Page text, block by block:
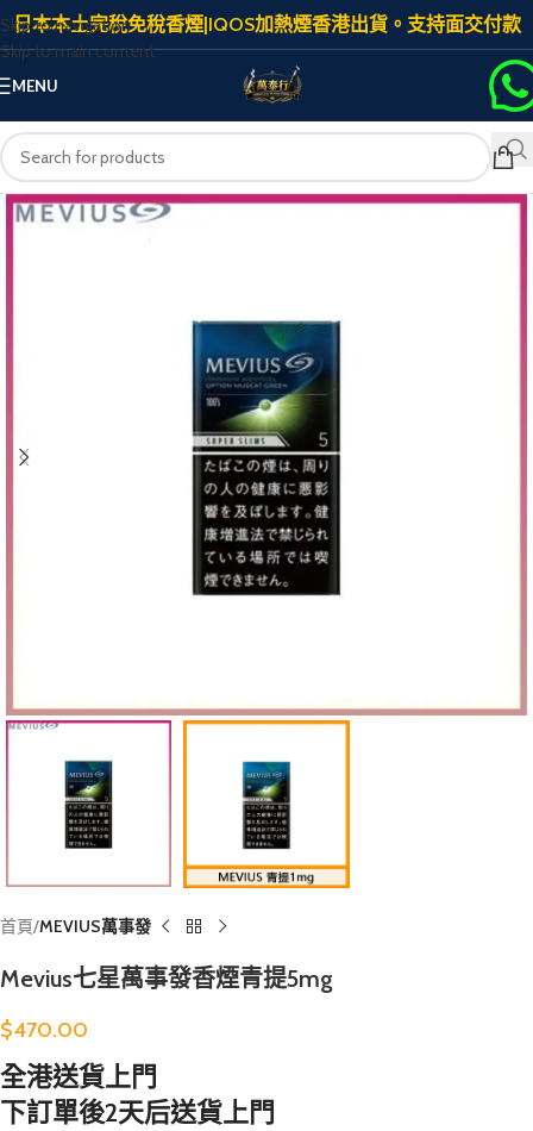
Skip to navigation
Skip to main content
日本本土完稅免稅香煙|IQOS加熱煙香港出貨。支持面交付款
MENU
首頁 MEVIUS萬事發
Mevius七星萬事發香煙青提5mg
$470.00
全港送貨上門
下訂單後2天后送貨上門